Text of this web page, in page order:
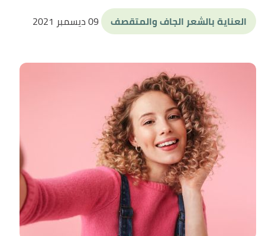
العناية بالشعر الجاف والمتقصف
09 ديسمبر 2021